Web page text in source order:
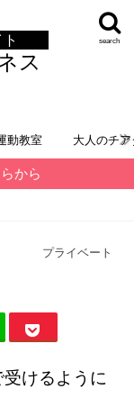
ス
search
動教室 大人のチ
から
プライベート
けるように